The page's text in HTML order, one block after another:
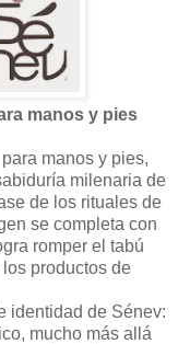
manos y pies
manos y pies,
milenaria de
de los rituales de
se completa con
romper el tabú
productos de
identidad de Sénev:
mucho más allá